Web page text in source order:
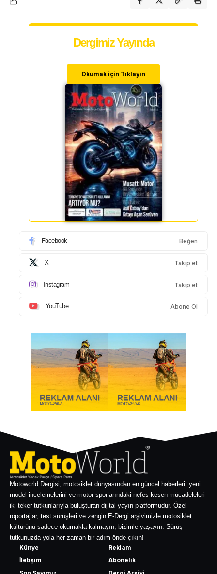
Dergimiz Yayında
Okumak için Tıklayın
Facebook Beğen
X Takip et
Instagram Takip et
YouTube Abone Ol
Motoworld Dergisi; motosiklet dünyasından en güncel haberleri, yeni
model incelemelerini ve motor sporlarındaki nefes kesen mücadeleleri
iki teker tutkunlarıyla buluşturan dijital yayın platformudur. Özel
röportajlar, test sürüşleri ve zengin E-Dergi arşivimizle motosiklet
kültürünü sadece okumakla kalmayın, bizimle yaşayın. Sürüş
tutkunuzda yola her zaman bir adım önde çıkın!
Künye
İletişim
Reklam
Abonelik